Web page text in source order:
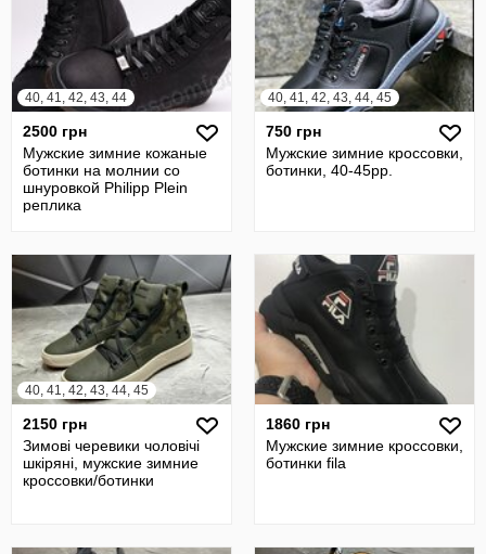
40, 41, 42, 43, 44
2500 грн
Мужские зимние кожаные
ботинки на молнии со
шнуровкой Philipp Plein
реплика
40, 41, 42, 43, 44, 45
750 грн
Мужские зимние кроссовки,
ботинки, 40-45рр.
40, 41, 42, 43, 44, 45
2150 грн
Зимові черевики чоловічі
шкіряні, мужские зимние
кроссовки/ботинки
1860 грн
Мужские зимние кроссовки,
ботинки fila